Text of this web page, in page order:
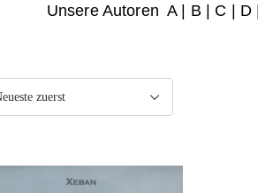
Unsere AutorenA| B C D